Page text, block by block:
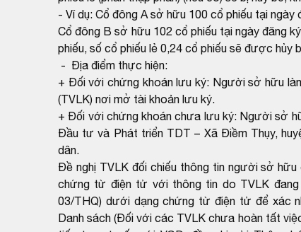
- Ví dụ: Cổ đông A sở hữu 100 cổ phiếu tại
Cổ đông B sở hữu 102 cổ phiếu tại ngày đăng
phiếu, số cổ phiếu lẻ 0,24 cổ phiếu sẽ được hủy
- Địa điểm thực hiện:
+ Đối với chứng khoán lưu ký: Người sở hữu
(TVLK) nơi mở tài khoản lưu ký.
+ Đối với chứng khoán chưa lưu ký: Người sở
Đầu tư và Phát triển TDT – Xã Điềm Thụy,
dân.
Đề nghị TVLK đối chiếu thông tin người sở
chứng từ điện tử với thông tin do TVLK
03/THQ) dưới dạng chứng từ điện tử để xác
Danh sách (Đối với các TVLK chưa hoàn tất